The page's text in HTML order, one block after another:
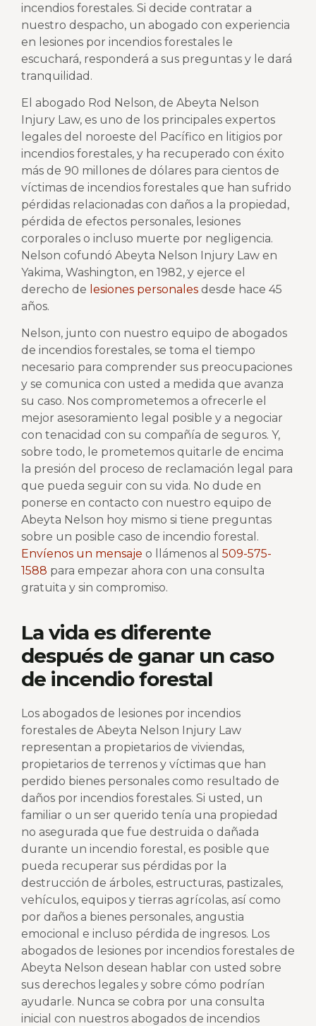
incendios forestales. Si decide contratar a
nuestro despacho, un abogado con experiencia
en lesiones por incendios forestales le
escuchará, responderá a sus preguntas y le dará
tranquilidad.
El abogado Rod Nelson, de Abeyta Nelson
Injury Law, es uno de los principales expertos
legales del noroeste del Pacífico en litigios por
incendios forestales, y ha recuperado con éxito
más de 90 millones de dólares para cientos de
víctimas de incendios forestales que han sufrido
pérdidas relacionadas con daños a la propiedad,
pérdida de efectos personales, lesiones
corporales o incluso muerte por negligencia.
Nelson cofundó Abeyta Nelson Injury Law en
Yakima, Washington, en 1982, y ejerce el
derecho de lesiones personales desde hace 45
años.
Nelson, junto con nuestro equipo de abogados
de incendios forestales, se toma el tiempo
necesario para comprender sus preocupaciones
y se comunica con usted a medida que avanza
su caso. Nos comprometemos a ofrecerle el
mejor asesoramiento legal posible y a negociar
con tenacidad con su compañía de seguros. Y,
sobre todo, le prometemos quitarle de encima
la presión del proceso de reclamación legal para
que pueda seguir con su vida. No dude en
ponerse en contacto con nuestro equipo de
Abeyta Nelson hoy mismo si tiene preguntas
sobre un posible caso de incendio forestal.
Envíenos un mensaje o llámenos al 509-575-
1588 para empezar ahora con una consulta
gratuita y sin compromiso.
La vida es diferente
después de ganar un caso
de incendio forestal
Los abogados de lesiones por incendios
forestales de Abeyta Nelson Injury Law
representan a propietarios de viviendas,
propietarios de terrenos y víctimas que han
perdido bienes personales como resultado de
daños por incendios forestales. Si usted, un
familiar o un ser querido tenía una propiedad
no asegurada que fue destruida o dañada
durante un incendio forestal, es posible que
pueda recuperar sus pérdidas por la
destrucción de árboles, estructuras, pastizales,
vehículos, equipos y tierras agrícolas, así como
por daños a bienes personales, angustia
emocional e incluso pérdida de ingresos. Los
abogados de lesiones por incendios forestales de
Abeyta Nelson desean hablar con usted sobre
sus derechos legales y sobre cómo podrían
ayudarle. Nunca se cobra por una consulta
inicial con nuestros abogados de incendios